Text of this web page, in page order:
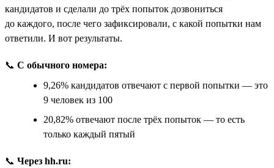
кандидатов и сделали до трёх попыток дозвониться
до каждого, после чего зафиксировали, с какой попытки нам
ответили. И вот результаты.
📞 С обычного номера:
9,26% кандидатов отвечают с первой попытки — это
9 человек из 100
20,82% отвечают после трёх попыток — то есть
только каждый пятый
📞 Через hh.ru: